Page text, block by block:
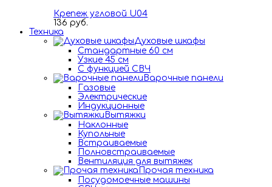
Крепеж угловой U04
136 руб.
Техника
Духовые шкафы
Стандартные 60 см
Узкие 45 см
С функцией СВЧ
Варочные панели
Газовые
Электрические
Индукционные
Вытяжки
Наклонные
Купольные
Встраиваемые
Полновстраиваемые
Вентиляция для вытяжек
Прочая техника
Посудомоечные машины